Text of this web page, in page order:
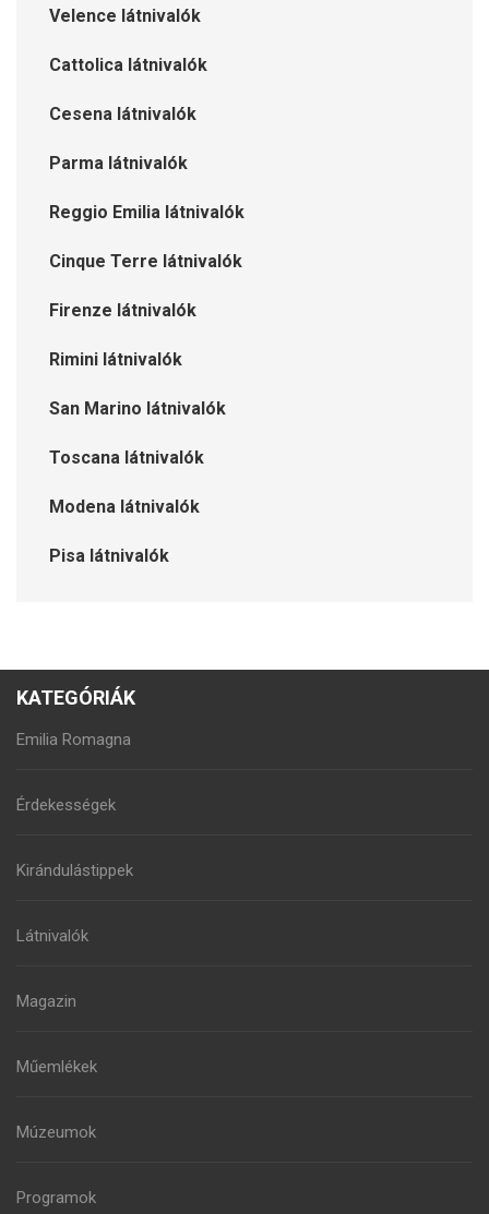
Velence látnivalók
Cattolica látnivalók
Cesena látnivalók
Parma látnivalók
Reggio Emilia látnivalók
Cinque Terre látnivalók
Firenze látnivalók
Rimini látnivalók
San Marino látnivalók
Toscana látnivalók
Modena látnivalók
Pisa látnivalók
KATEGÓRIÁK
Emilia Romagna
Érdekességek
Kirándulástippek
Látnivalók
Magazin
Műemlékek
Múzeumok
Programok